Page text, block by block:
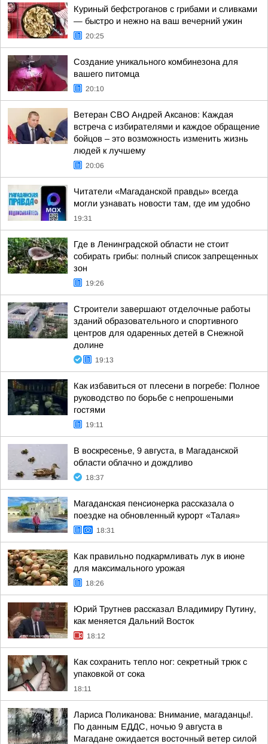
Куриный бефстроганов с грибами и сливками
— быстро и нежно на ваш вечерний ужин
20:25
Создание уникального комбинезона для
вашего питомца
20:10
Ветеран СВО Андрей Аксанов: Каждая
встреча с избирателями и каждое обращение
бойцов – это возможность изменить жизнь
людей к лучшему
20:06
Читатели «Магаданской правды» всегда
могли узнавать новости там, где им удобно
19:31
Где в Ленинградской области не стоит
собирать грибы: полный список запрещенных
зон
19:26
Строители завершают отделочные работы
зданий образовательного и спортивного
центров для одаренных детей в Снежной
долине
19:13
Как избавиться от плесени в погребе: Полное
руководство по борьбе с непрошеными
гостями
19:11
В воскресенье, 9 августа, в Магаданской
области облачно и дождливо
18:37
Магаданская пенсионерка рассказала о
поездке на обновленный курорт «Талая»
18:31
Как правильно подкармливать лук в июне
для максимального урожая
18:26
Юрий Трутнев рассказал Владимиру Путину,
как меняется Дальний Восток
18:12
Как сохранить тепло ног: секретный трюк с
упаковкой от сока
18:11
Лариса Поликанова: Внимание, магаданцы!.
По данным ЕДДС, ночью 9 августа в
Магадане ожидается восточный ветер силой